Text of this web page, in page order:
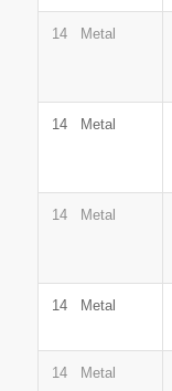
14 Metal
14 Metal
14 Metal
14 Metal
14 Metal